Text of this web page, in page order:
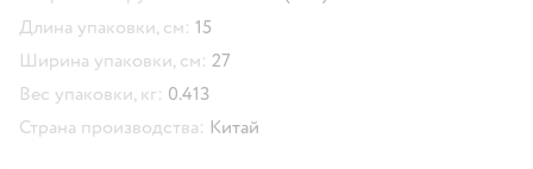
Длина упаковки, см: 15
Ширина упаковки, см: 27
Вес упаковки, кг: 0.413
Страна производства: Китай